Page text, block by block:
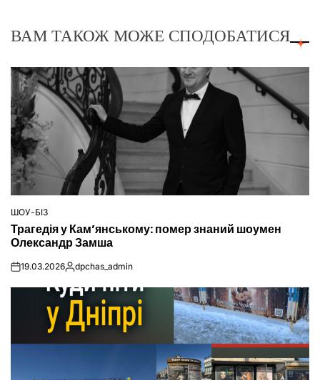
ВАМ ТАКОЖ МОЖЕ СПОДОБАТИСЯ
ОПУБЛІКУВАТИ
ШОУ-БІЗ
Трагедія у Кам’янському: помер знаний шоумен
Олександр Замша
on19.03.2026Опубліковано
dpchas_admin